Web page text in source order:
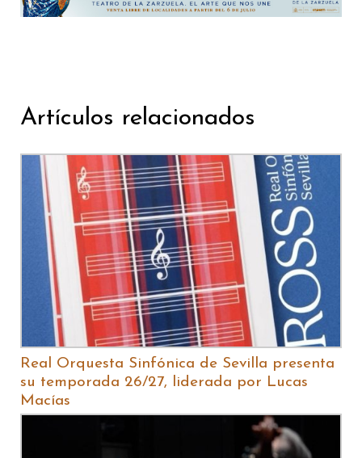
Artículos relacionados
Real Orquesta Sinfónica de Sevilla presenta
su temporada 26/27, liderada por Lucas
Macías